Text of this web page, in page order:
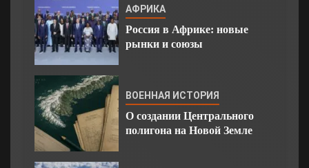
АФРИКА
Россия в Африке: новые
рынки и союзы
ВОЕННАЯ ИСТОРИЯ
О создании Центрального
полигона на Новой Земле